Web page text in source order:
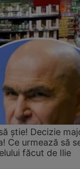
știe! Decizie
Ce urmează să
făcut de Ilie